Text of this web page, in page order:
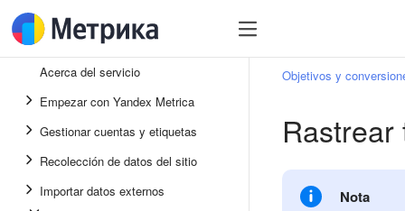
Acerca del servicio
Empezar con Yandex Metrica
Gestionar cuentas y etiquetas
Recolección de datos del sitio
Importar datos externos
Objetivos y
Nota